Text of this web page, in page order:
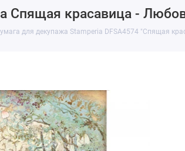
Спящая красавица -
для декупажа Stamperia DFSA4574 "Спящая